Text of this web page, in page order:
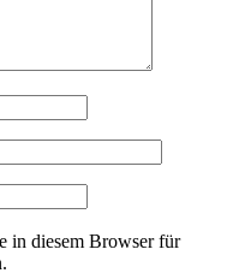
in diesem Browser für